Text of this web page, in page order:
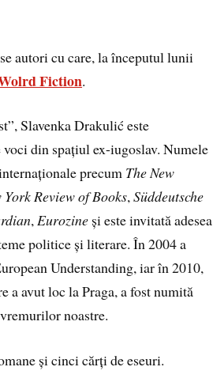
autori cu care, la începutul lunii
Fiction.
Slavenka Drakulić este
din spațiul ex-iugoslav. Numele
precum The New
York Review of Books,Süddeutsche
,Eurozine și este invitată adesea
politice și literare. În 2004 a
Understanding, iar în 2010,
avut loc la Praga, a fost numită
noastre.
și cinci cărți de eseuri.